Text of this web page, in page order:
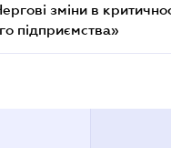
зміни в
підприємства»